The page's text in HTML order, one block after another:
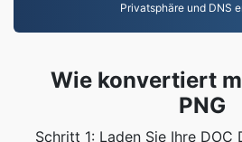
Privatsphäre und DNS
Wie konvertiert
PNG
Schritt 1: Laden Sie Ihre DOC